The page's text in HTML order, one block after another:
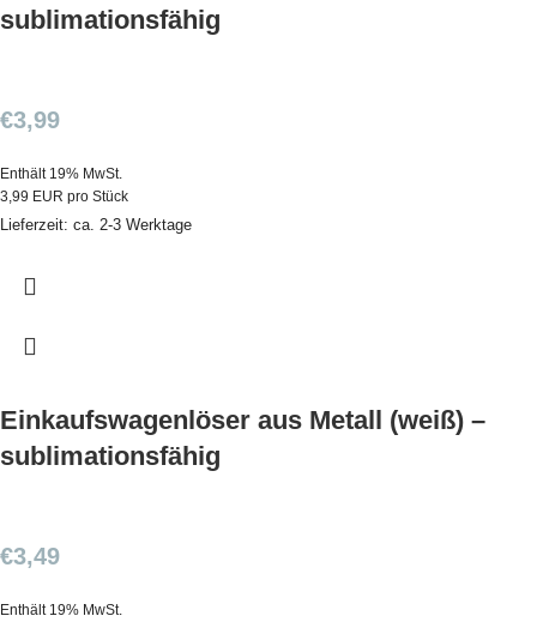
sublimationsfähig
€3,99
Enthält 19% MwSt.
3,99 EUR pro Stück
Lieferzeit: ca. 2-3 Werktage
Einkaufswagenlöser aus Metall (weiß) –
sublimationsfähig
€3,49
Enthält 19% MwSt.